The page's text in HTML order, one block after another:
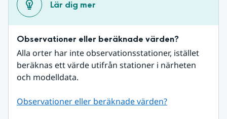
Lär dig mer
Observationer eller beräknade värden?
Alla orter har inte observationsstationer, istället
beräknas ett värde utifrån stationer i närheten
och modelldata.
Observationer eller beräknade värden?